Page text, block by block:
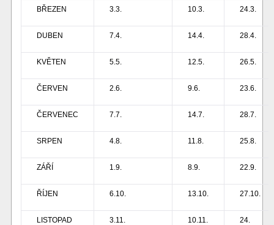
BŘEZEN 3.3. 10.3. 24.3.
DUBEN 7.4. 14.4. 28.4.
KVĚTEN 5.5. 12.5. 26.5.
ČERVEN 2.6. 9.6. 23.6.
ČERVENEC 7.7. 14.7. 28.7.
SRPEN 4.8. 11.8. 25.8.
ZÁŘÍ 1.9. 8.9. 22.9.
ŘÍJEN 6.10. 13.10. 27.10.
LISTOPAD 3.11. 10.11.
24.